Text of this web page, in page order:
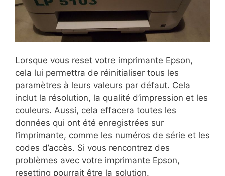
Lorsque vous reset votre imprimante Epson,
cela lui permettra de réinitialiser tous les
paramètres à leurs valeurs par défaut. Cela
inclut la résolution, la qualité d’impression et les
couleurs. Aussi, cela effacera toutes les
données qui ont été enregistrées sur
l’imprimante, comme les numéros de série et les
codes d’accès. Si vous rencontrez des
problèmes avec votre imprimante Epson,
resetting pourrait être la solution.